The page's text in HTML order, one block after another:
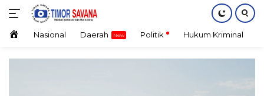
Langsung
konten HomeNasional Daerah Politik Hukum Kriminal